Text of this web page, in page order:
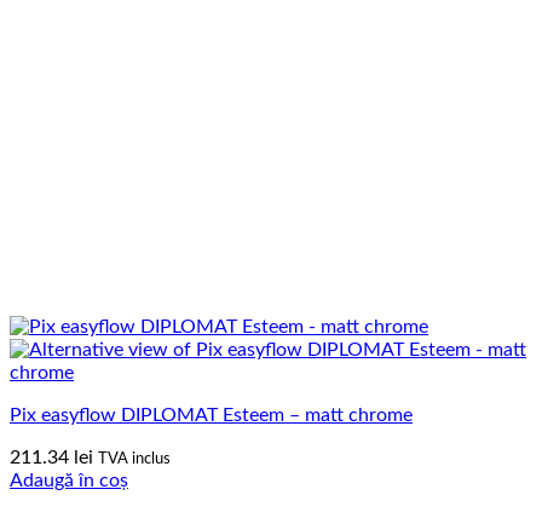
Pix easyflow DIPLOMAT Esteem – matt chrome
211.34 lei TVA inclus
Adaugă în coș